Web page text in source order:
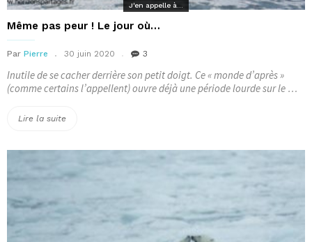
J'en appelle à...
Même pas peur ! Le jour où…
Par Pierre 30 juin 2020 3
Inutile de se cacher derrière son petit doigt. Ce « monde d’après »
(comme certains l’appellent) ouvre déjà une période lourde sur le …
Lire la suite
jour